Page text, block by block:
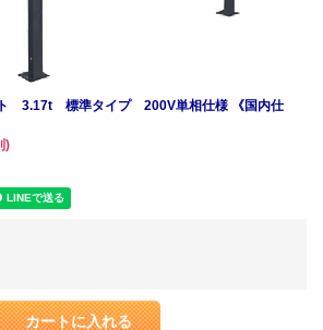
ト 3.17t 標準タイプ 200V単相仕様 《国内仕
)